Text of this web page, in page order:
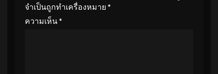
จำเป็นถูกทำเครื่องหมาย *
ความเห็น*